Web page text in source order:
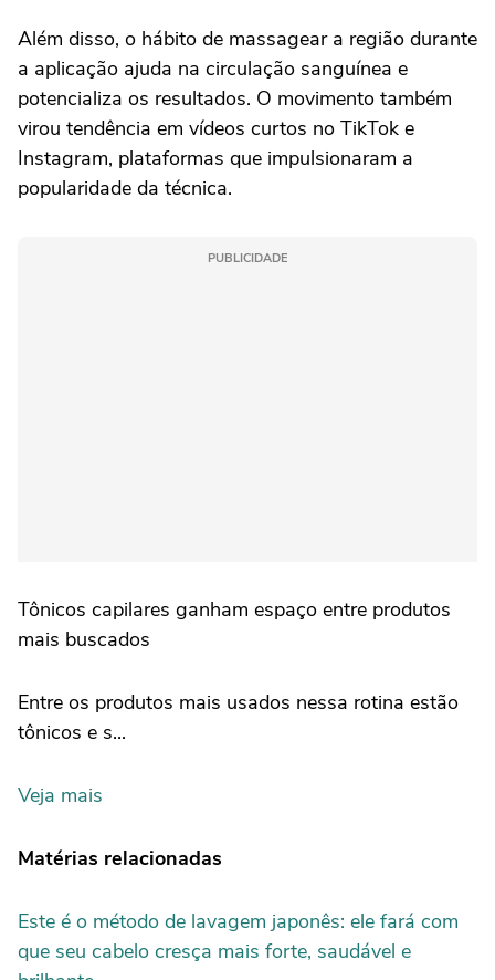
Além disso, o hábito de massagear a região durante
a aplicação ajuda na circulação sanguínea e
potencializa os resultados. O movimento também
virou tendência em vídeos curtos no TikTok e
Instagram, plataformas que impulsionaram a
popularidade da técnica.
PUBLICIDADE
Tônicos capilares ganham espaço entre produtos
mais buscados
Entre os produtos mais usados nessa rotina estão
tônicos e s...
Veja mais
Matérias relacionadas
Este é o método de lavagem japonês: ele fará com
que seu cabelo cresça mais forte, saudável e